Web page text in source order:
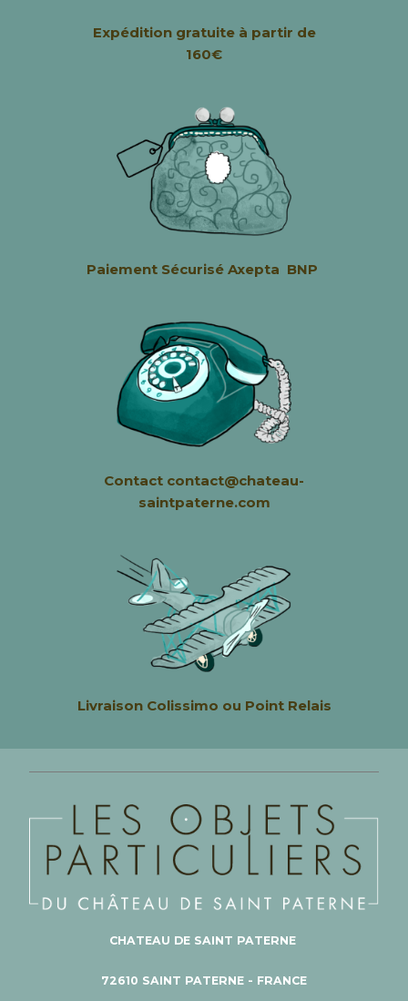
Expédition gratuite à partir de
160€
Paiement Sécurisé Axepta BNP
Contact contact@chateau-
saintpaterne.com
Livraison Colissimo ou Point Relais
CHATEAU DE SAINT PATERNE
72610 SAINT PATERNE - FRANCE